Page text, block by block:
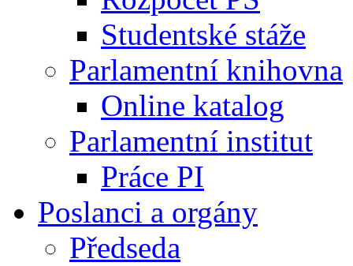
Studentské stáže
Parlamentní knihovna
Online katalog
Parlamentní institut
Práce PI
Poslanci a orgány
Předseda